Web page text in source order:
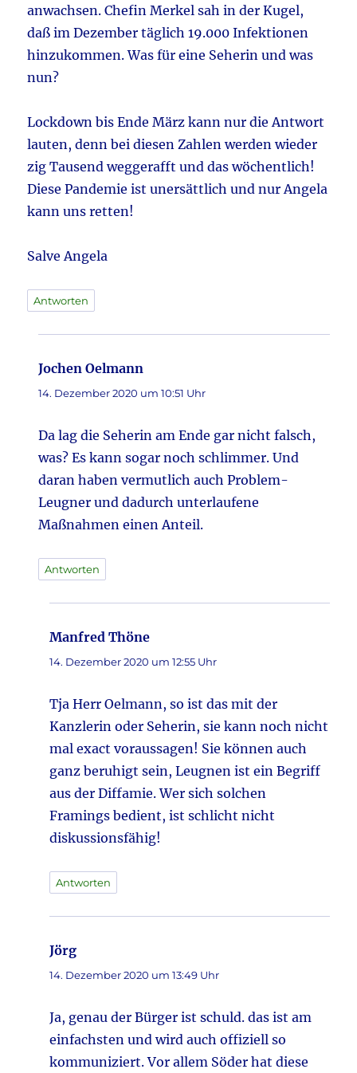
anwachsen. Chefin Merkel sah in der Kugel,
daß im Dezember täglich 19.000 Infektionen
hinzukommen. Was für eine Seherin und was
nun?
Lockdown bis Ende März kann nur die Antwort
lauten, denn bei diesen Zahlen werden wieder
zig Tausend weggerafft und das wöchentlich!
Diese Pandemie ist unersättlich und nur Angela
kann uns retten!
Salve Angela
Antworten
Jochen Oelmann
14. Dezember 2020 um 10:51 Uhr
Da lag die Seherin am Ende gar nicht falsch,
was? Es kann sogar noch schlimmer. Und
daran haben vermutlich auch Problem-
Leugner und dadurch unterlaufene
Maßnahmen einen Anteil.
Antworten
Manfred Thöne
14. Dezember 2020 um 12:55 Uhr
Tja Herr Oelmann, so ist das mit der
Kanzlerin oder Seherin, sie kann noch nicht
mal exact voraussagen! Sie können auch
ganz beruhigt sein, Leugnen ist ein Begriff
aus der Diffamie. Wer sich solchen
Framings bedient, ist schlicht nicht
diskussionsfähig!
Antworten
Jörg
14. Dezember 2020 um 13:49 Uhr
Ja, genau der Bürger ist schuld. das ist am
einfachsten und wird auch offiziell so
kommuniziert. Vor allem Söder hat diese